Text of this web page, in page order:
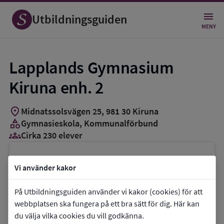
Vi använder kakor
På Utbildningsguiden använder vi kakor (cookies) för att
webbplatsen ska fungera på ett bra sätt för dig. Här kan
du välja vilka cookies du vill godkänna.
Utbildningsguiden MENY
Lapplands Gymnasium
Kiruna enh. 2
location_on Midnatssolsvägen 25, 981 30 Kiruna
categoryGymnasieskola, Kommunalförbund
groups_3Cirka 230 elever
Vill du kontakta skolan?
phoneTelefon:010-1437154
mailE-post:lgkiruna@lapplands.se
link Webbplats: Lapplands Gymnasium Kiruna